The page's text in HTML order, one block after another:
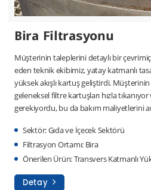
Bira Filtrasyonu
Müşterinin taleplerini detaylı bir çevrimiçi
eden teknik ekibimiz, yatay katmanlı
yüksek akışlı kartuş geliştirdi.
geleneksel filtre kartuşları hızla
gerekiyordu, bu da bakım maliyetlerini
Sektör: Gıda ve İçecek Sektörü
Filtrasyon Ortamı: Bira
Önerilen Ürün: Transvers Katmanlı
Detay